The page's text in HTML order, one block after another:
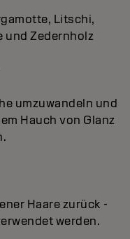
Litschi,
und Zedernholz
umzuwandeln und
Hauch von Glanz
Haare zurück -
werden.